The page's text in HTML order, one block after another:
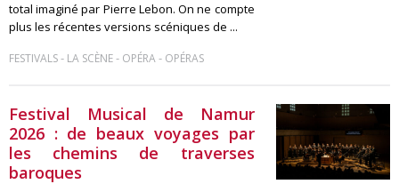
total imaginé par Pierre Lebon. On ne compte
plus les récentes versions scéniques de ...
FESTIVALS- LA SCÈNE- OPÉRA- OPÉRAS
Festival Musical de Namur
2026 : de beaux voyages par
les chemins de traverses
baroques